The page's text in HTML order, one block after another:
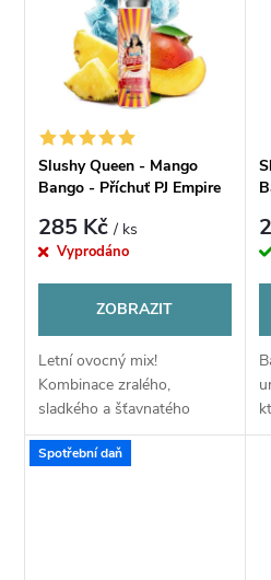
Slushy Queen - Mango
Bango - Příchuť PJ Empire
285 Kč/ ks
Vyprodáno
ZOBRAZIT
Letní ovocný mix!
Kombinace zralého,
sladkého a šťavnatého
manga s náznaky ananasu a
chladivým dotekem
Spotřební daň